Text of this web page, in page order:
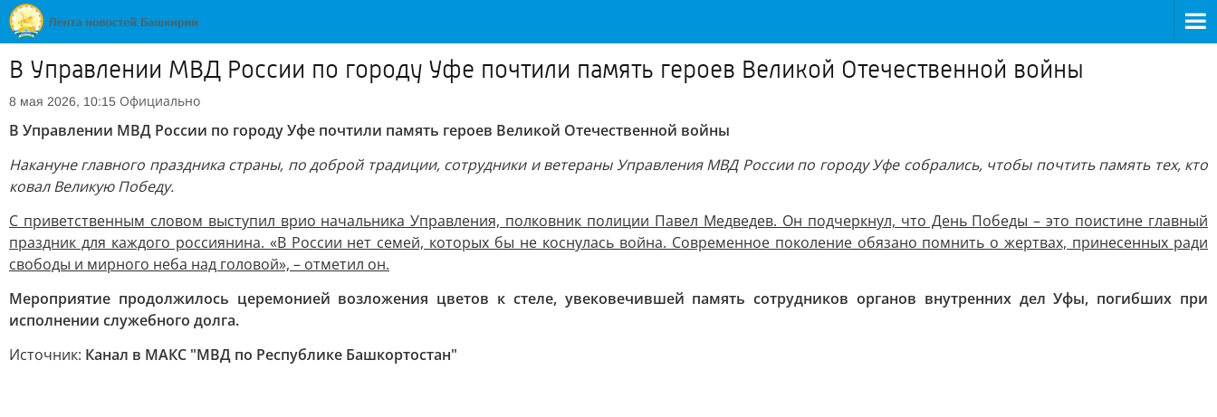
В Управлении МВД России по городу Уфе почтили память героев Великой Отечественной войны
8 мая 2026, 10:15 Официально
В Управлении МВД России по городу Уфе почтили память героев Великой Отечественной войны
Накануне главного праздника страны, по доброй традиции, сотрудники и ветераны Управления МВД России по городу Уфе собрались, чтобы почтить память тех, кто
ковал Великую Победу.
С приветственным словом выступил врио начальника Управления, полковник полиции Павел Медведев. Он подчеркнул, что День Победы – это поистине главный
праздник для каждого россиянина. «В России нет семей, которых бы не коснулась война. Современное поколение обязано помнить о жертвах, принесенных ради
свободы и мирного неба над головой», – отметил он.
Мероприятие продолжилось церемонией возложения цветов к стеле, увековечившей память сотрудников органов внутренних дел Уфы, погибших при
исполнении служебного долга.
Источник: Канал в МАКС "МВД по Республике Башкортостан"